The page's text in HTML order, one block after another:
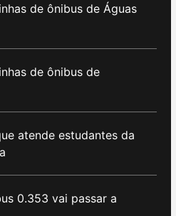
de ônibus de Águas
de ônibus de
atende estudantes da
0.353 vai passar a